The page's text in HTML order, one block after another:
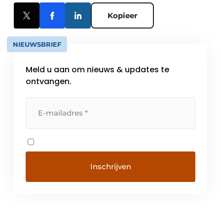
Kopieer
NIEUWSBRIEF
Meld u aan om nieuws & updates te
ontvangen.